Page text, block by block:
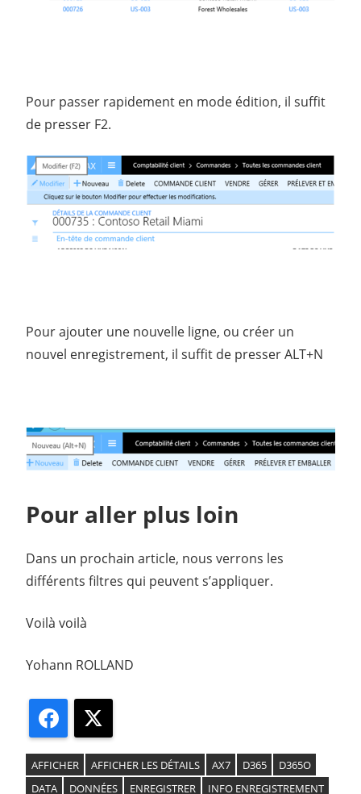
Pour passer rapidement en mode édition, il suffit
de presser F2.
Pour ajouter une nouvelle ligne, ou créer un
nouvel enregistrement, il suffit de presser ALT+N
Pour aller plus loin
Dans un prochain article, nous verrons les
différents filtres qui peuvent s’appliquer.
Voilà voilà
Yohann ROLLAND
Facebook
AFFICHER AFFICHER LES DÉTAILS AX7 D365
D365O
DATA
DONNÉES ENREGISTRER INFO ENREGISTREMENT